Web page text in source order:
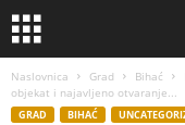
Naslovnica Grad Bihać
objekat i najavljeno otvaranje...
GRAD BIHAĆ